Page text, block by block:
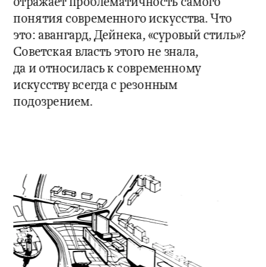
отражает проблематичность самого
понятия современного искусства. Что
это: авангард, Дейнека, «суровый стиль»?
Советская власть этого не знала,
да и относилась к современному
искусству всегда с резонным
подозрением.